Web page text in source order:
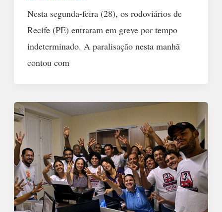
Nesta segunda-feira (28), os rodoviários de
Recife (PE) entraram em greve por tempo
indeterminado. A paralisação nesta manhã
contou com